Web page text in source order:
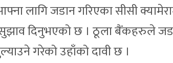
लागि जडान गरिएका सीसी
सुझाव दिनुभएको छ । ठूला बैंकहरुले
गरेको उहाँको दावी छ ।